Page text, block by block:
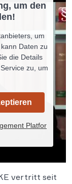
um den
um
Daten zu
die Details
zu, um
Platfor
vertritt seit